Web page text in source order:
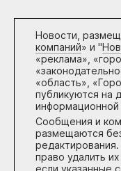
Новости,
компаний» и "
«реклама»,
«область»,
публикуются на
информационной
Сообщения и
размещаются
право удалить